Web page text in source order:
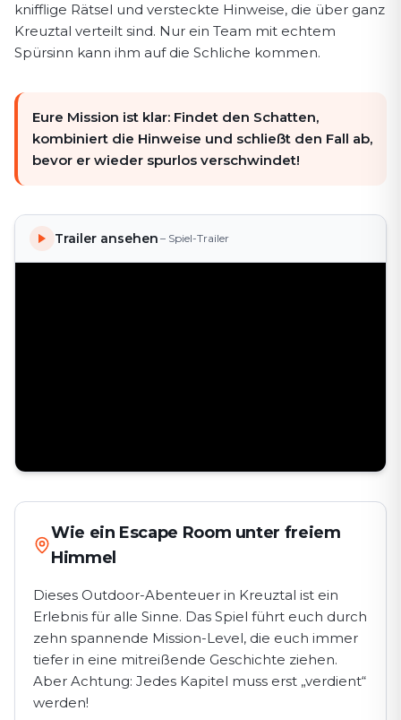
knifflige Rätsel und versteckte Hinweise, die über ganz
Kreuztal verteilt sind. Nur ein Team mit echtem
Spürsinn kann ihm auf die Schliche kommen.
Eure Mission ist klar: Findet den Schatten,
kombiniert die Hinweise und schließt den Fall ab,
bevor er wieder spurlos verschwindet!
Trailer ansehen – Spiel-Trailer
Wie ein Escape Room unter freiem
Himmel
Dieses Outdoor-Abenteuer in Kreuztal ist ein
Erlebnis für alle Sinne. Das Spiel führt euch durch
zehn spannende Mission-Level, die euch immer
tiefer in eine mitreißende Geschichte ziehen.
Aber Achtung: Jedes Kapitel muss erst „verdient“
werden!